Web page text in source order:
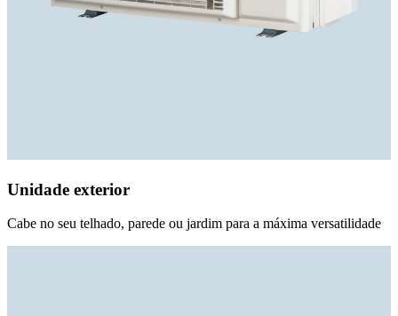
Unidade exterior
Cabe no seu telhado, parede ou jardim para a máxima versatilidade